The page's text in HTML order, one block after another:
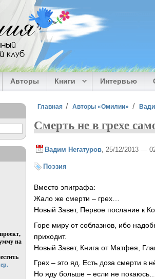
клуб
Авторы Книги Интервью
Вы здесь
Главная Авторы «Омилии»
Смерть не в грехе
Вадим Негатуров , 25/12/2013 —
Поэзия
Вместо эпиграфа:
Жало же смерти – грех…
Новый Завет, Первое послание к
Горе миру от соблазнов, ибо
приходит.
Новый Завет, Книга от Матфея,
Грех – это яд. Есть доза смерти в
Но яду больше – если не
на